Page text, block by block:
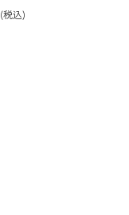
(税込)